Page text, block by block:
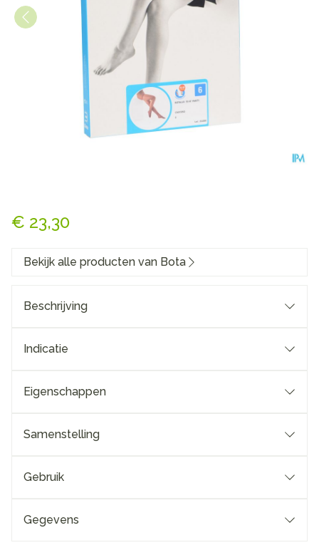
€ 23,30
Bekijk alle producten van Bota
Beschrijving
Indicatie
Eigenschappen
Samenstelling
Gebruik
Gegevens